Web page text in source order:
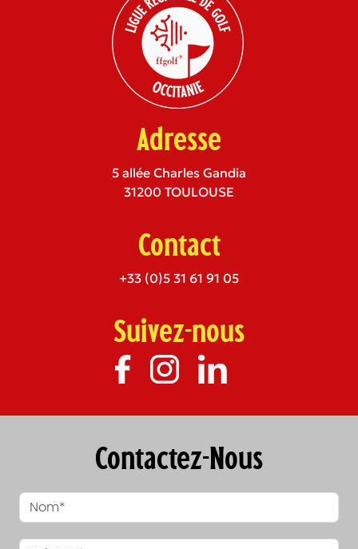
Adresse
5 allée Charles Gandia
31200 TOULOUSE
Contact
+33 (0)5 31 61 91 05
Suivez-nous
Contactez-Nous